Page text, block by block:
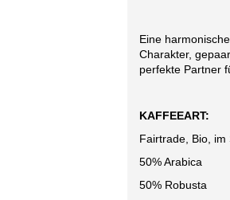
Eine
Charakter,
perfekte Partner
KAFFEEART:
Fairtrade, Bio, im
50% Arabica
50% Robusta